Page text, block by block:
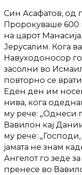
Син Асафатов, од
Пророкуваше 600
на царот
Јерусалим. Кога
Навуходоносор
засолни во
повторно се
Еден ден им
нива, кога
му рече: „Однеси
Вавилон кај
му рече:
јамата не знам
Ангелот го зеде
пренесе во